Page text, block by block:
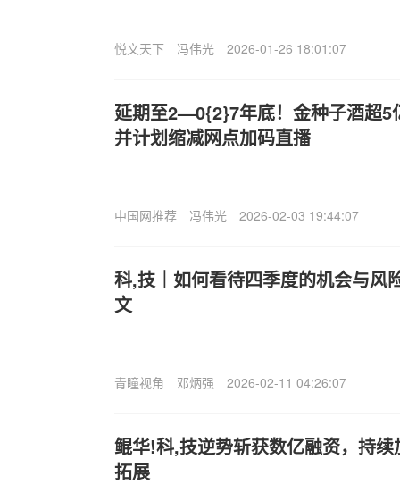
悦文天下 冯伟光 2026-01-26 18:01:07
延期至2—0{2}7年底！金种子酒超5
并计划缩减网点加码直播
中国网推荐 冯伟光 2026-02-03 19:44:07
科,技｜如何看待四季度的机会与
文
青瞳视角 邓炳强 2026-02-11 04:26:07
鲲华!科,技逆势斩获数亿融资，持
拓展